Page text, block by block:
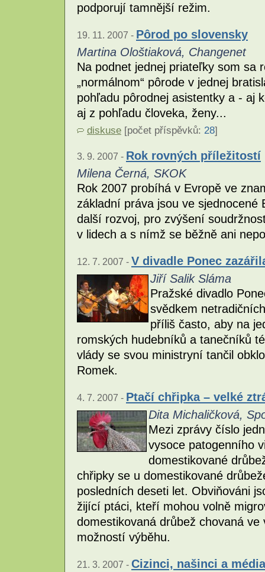
podporují tamnější režim.
19. 11. 2007 - Pôrod po slovensky
Martina Ološtiaková, Changenet
Na podnet jednej priateľky som sa
„normálnom“ pôrode v jednej
pohľadu pôrodnej asistentky a - aj
aj z pohľadu človeka, ženy...
diskuse [počet příspěvků: 28]
3. 9. 2007 - Rok rovných příležitostí
Milena Černá, SKOK
Rok 2007 probíhá v Evropě ve
základní práva jsou ve sjednocené
další rozvoj, pro zvýšení
v lidech a s nímž se běžně ani
12. 7. 2007 - V divadle Ponec
Jiří Salik Sláma
Pražské divadlo
svědkem
příliš často, aby na
romských hudebníků a tanečníků
vlády se svou ministryní tančil
Romek.
4. 7. 2007 - Ptačí chřipka – velké
Dita Michaličková,
Mezi zprávy číslo
vysoce patogenního
domestikované
chřipky se u domestikované
posledních deseti let. Obviňováni
žijící ptáci, kteří mohou volně
domestikovaná drůbež chovaná
možností výběhu.
21. 3. 2007 - Cizinci, našinci a